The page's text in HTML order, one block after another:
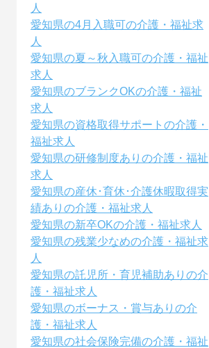
人
愛知県の4月入職可の介護・福祉求
人
愛知県の夏～秋入職可の介護・福祉
求人
愛知県のブランクOKの介護・福祉
求人
愛知県の資格取得サポートの介護・
福祉求人
愛知県の研修制度ありの介護・福祉
求人
愛知県の産休･育休･介護休暇取得実
績ありの介護・福祉求人
愛知県の新卒OKの介護・福祉求人
愛知県の残業少なめの介護・福祉求
人
愛知県の託児所・育児補助ありの介
護・福祉求人
愛知県のボーナス・賞与ありの介
護・福祉求人
愛知県の社会保険完備の介護・福祉